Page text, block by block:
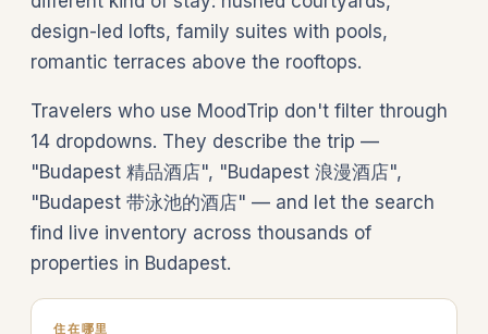
design-led lofts, family suites with pools,
romantic terraces above the rooftops.
Travelers who use MoodTrip don't filter through
14 dropdowns. They describe the trip —
"Budapest 精品酒店", "Budapest 浪漫酒店",
"Budapest 带泳池的酒店" — and let the search
find live inventory across thousands of
properties in Budapest.
住在哪里